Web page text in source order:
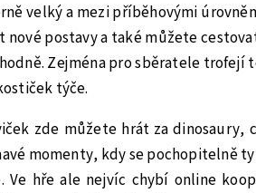
velký a mezi příběhovými
postavy a také můžete
Zejména pro sběratele trofejí
týče.
zde můžete hrát za dinosaury,
momenty, kdy se pochopitelně
Ve hře ale nejvíc chybí online